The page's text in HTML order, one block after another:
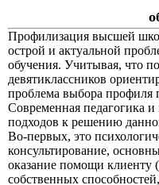
Профилизация высшей
острой и актуальной
обучения. Учитывая, что
девятиклассников
проблема выбора профиля
Современная педагогика и
подходов к решению
Во-первых, это
консультирование,
оказание помощи клиенту
собственных